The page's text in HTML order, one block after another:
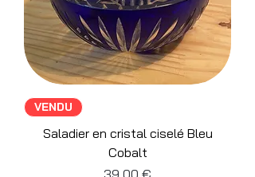
VENDU
Saladier en cristal ciselé Bleu
Cobalt
Prix
39,00 €